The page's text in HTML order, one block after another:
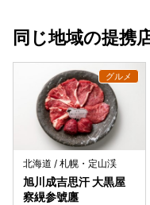
同じ地域の提携
北海道 / 札幌・定山渓
旭川成吉思汗 大黒屋
察縨参號廛